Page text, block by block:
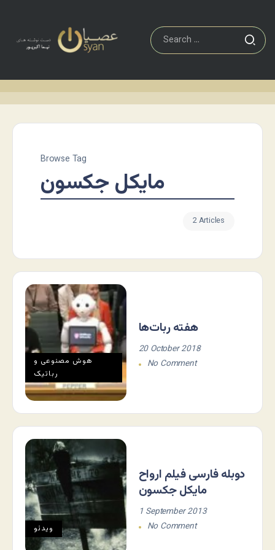
Browse Tag
مایکل جکسون
2 Articles
هوش مصنوعی و
رباتیک
هفته ربات‌ها
20 October 2018
No Comment
ویدئو
دوبله فارسی فیلم ارواح
مایکل جکسون
1 September 2013
No Comment